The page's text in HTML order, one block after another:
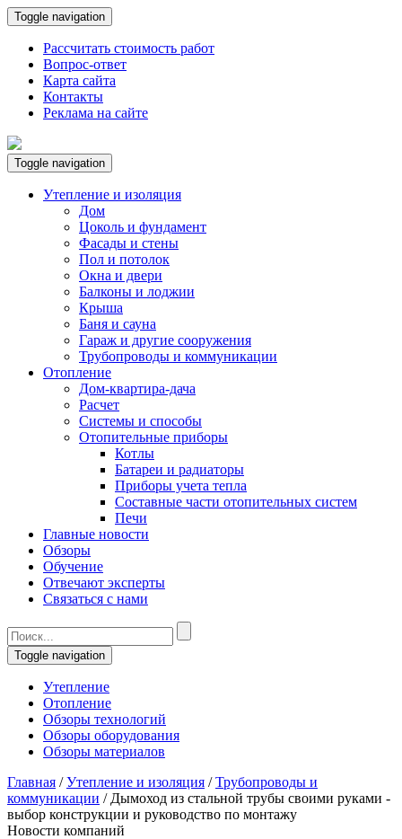
Toggle navigation
Рассчитать стоимость работ
Вопрос-ответ
Карта сайта
Контакты
Реклама на сайте
Toggle navigation
Утепление и изоляция
Дом
Цоколь и фундамент
Фасады и стены
Пол и потолок
Окна и двери
Балконы и лоджии
Крыша
Баня и сауна
Гараж и другие сооружения
Трубопроводы и коммуникации
Отопление
Дом-квартира-дача
Расчет
Системы и способы
Отопительные приборы
Котлы
Батареи и радиаторы
Приборы учета тепла
Составные части отопительных систем
Печи
Главные новости
Обзоры
Обучение
Отвечают эксперты
Связаться с нами
Toggle navigation
Утепление
Отопление
Обзоры технологий
Обзоры оборудования
Обзоры материалов
Главная /Утепление и изоляция /Трубопроводы и
коммуникации / Дымоход из стальной трубы своими руками -
выбор конструкции и руководство по монтажу
Новости компаний